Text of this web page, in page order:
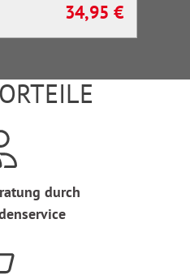
Regulärer Preis:
34,95 €
durch